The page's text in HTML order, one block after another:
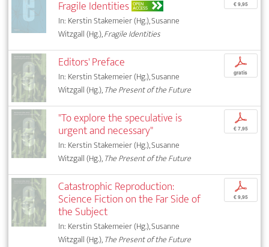
Fragile Identities OPEN
ACCESS
In: Kerstin Stakemeier (Hg.), Susanne
Witzgall (Hg.),Fragile Identities
€ 9,95
Editors' Preface
In: Kerstin Stakemeier (Hg.), Susanne
Witzgall (Hg.),The Present of the Future
p
gratis
"To explore the speculative is
urgent and necessary"
In: Kerstin Stakemeier (Hg.), Susanne
Witzgall (Hg.),The Present of the Future
p
€ 7,95
Catastrophic Reproduction:
Science Fiction on the Far Side of
the Subject
In: Kerstin Stakemeier (Hg.), Susanne
Witzgall (Hg.),The Present of the Future
p
€ 9,95